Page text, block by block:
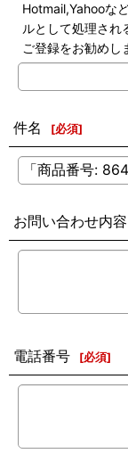
Hotmail,Yahooな
ルとして処理され
ご登録をお勧めし
件名 [必須]
お問い合わせ内容
電話番号 [必須]